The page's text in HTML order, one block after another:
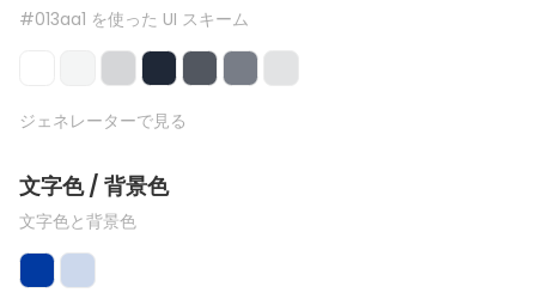
#013aa1 を使った UI スキーム
ジェネレーターで見る
文字色 / 背景色
文字色と背景色